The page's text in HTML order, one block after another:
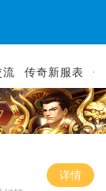
流 传奇新服表
详情